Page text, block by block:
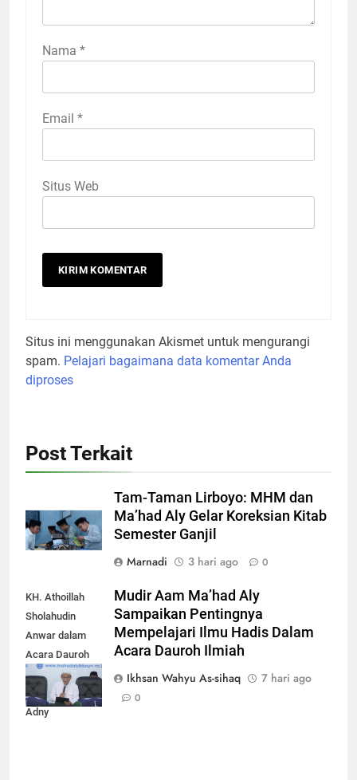
Nama *
Email *
Situs Web
Situs ini menggunakan Akismet untuk mengurangi
spam. Pelajari bagaimana data komentar Anda
diproses
Post Terkait
Tam-Taman Lirboyo: MHM dan
Ma’had Aly Gelar Koreksian Kitab
Semester Ganjil
Marnadi
3 hari ago 0
KH. Athoillah
Sholahudin
Anwar dalam
Acara Dauroh
Ilmiah bersama
Syekh Yasir Al-
Adny
Mudir Aam Ma’had Aly
Sampaikan Pentingnya
Mempelajari Ilmu Hadis Dalam
Acara Dauroh Ilmiah
Ikhsan Wahyu As-sihaq
7 hari ago
0